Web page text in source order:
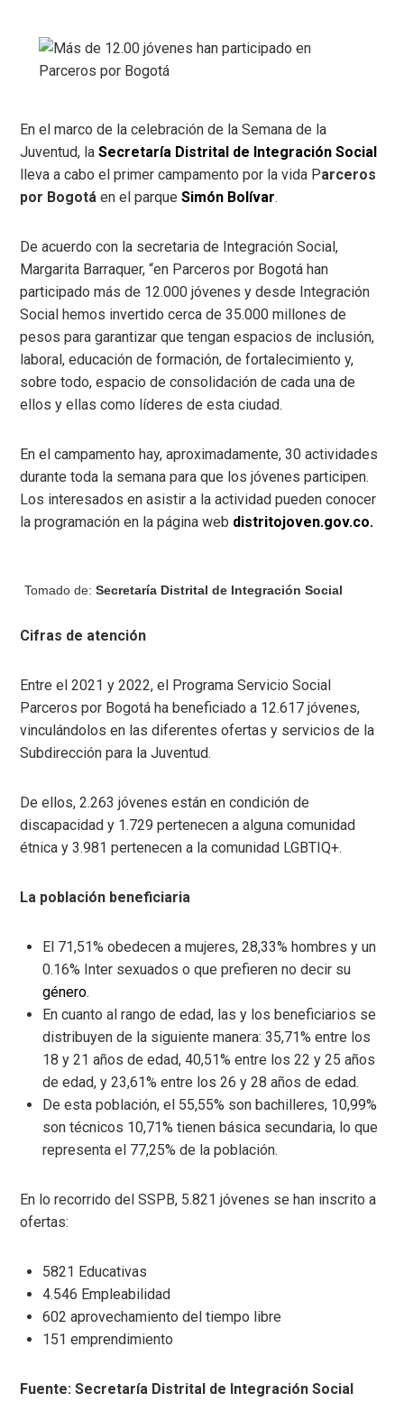
En el marco de la celebración de la Semana de la
Juventud, laSecretaría Distrital de Integración Social
lleva a cabo el primer campamento por la vida Parceros
por Bogotá en el parque Simón Bolívar.
De acuerdo con la secretaria de Integración Social,
Margarita Barraquer, “en Parceros por Bogotá han
participado más de 12.000 jóvenes y desde Integración
Social hemos invertido cerca de 35.000 millones de
pesos para garantizar que tengan espacios de inclusión,
laboral, educación de formación, de fortalecimiento y,
sobre todo, espacio de consolidación de cada una de
ellos y ellas como líderes de esta ciudad.
En el campamento hay, aproximadamente, 30 actividades
durante toda la semana para que los jóvenes participen.
Los interesados en asistir a la actividad pueden conocer
la programación en la página web distritojoven.gov.co.
Tomado de:Secretaría Distrital de Integración Social
Cifras de atención
Entre el 2021 y 2022, el Programa Servicio Social
Parceros por Bogotá ha beneficiado a 12.617 jóvenes,
vinculándolos en las diferentes ofertas y servicios de la
Subdirección para la Juventud.
De ellos, 2.263 jóvenes están en condición de
discapacidad y 1.729 pertenecen a alguna comunidad
étnica y 3.981 pertenecen a la comunidad LGBTIQ+.
La población beneficiaria
El 71,51% obedecen a mujeres, 28,33% hombres y un
0.16% Inter sexuados o que prefieren no decir su
género.
En cuanto al rango de edad, las y los beneficiarios se
distribuyen de la siguiente manera: 35,71% entre los
18 y 21 años de edad, 40,51% entre los 22 y 25 años
de edad, y 23,61% entre los 26 y 28 años de edad.
De esta población, el 55,55% son bachilleres, 10,99%
son técnicos 10,71% tienen básica secundaria, lo que
representa el 77,25% de la población.
En lo recorrido del SSPB, 5.821 jóvenes se han inscrito a
ofertas:
5821 Educativas
4.546 Empleabilidad
602 aprovechamiento del tiempo libre
151 emprendimiento
Fuente: Secretaría Distrital de Integración Social